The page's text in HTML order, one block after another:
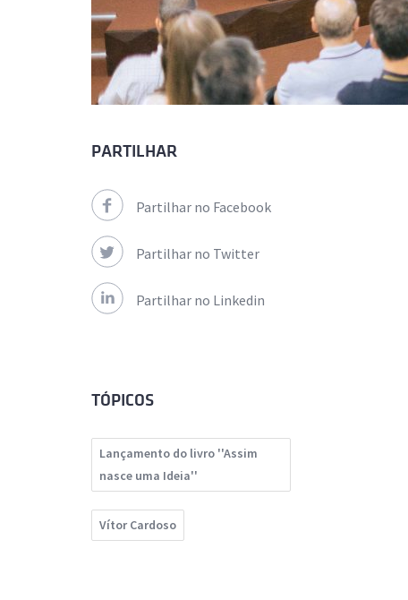
PARTILHAR
Partilhar no Facebook
Partilhar no Twitter
Partilhar no Linkedin
TÓPICOS
Lançamento do livro ''Assim
nasce uma Ideia''
Vítor Cardoso